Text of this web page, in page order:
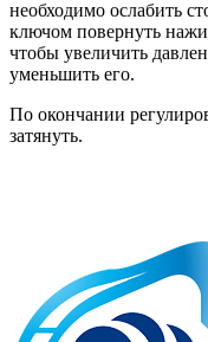
необходимо ослабить
ключом повернуть
чтобы увеличить
уменьшить его.
По окончании
затянуть.